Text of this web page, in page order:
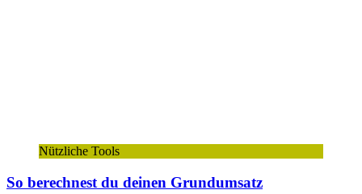
Nützliche Tools
So berechnest du deinen Grundumsatz